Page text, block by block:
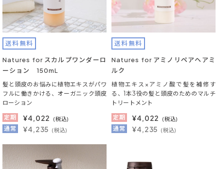
送料無料
Natures for スカルプワンダーロ
ーション 150mL
髪と頭皮のお悩みに植物エキスがパワ
フルに働きかける、オーガニック頭皮
ローション
定期
¥4,022 (税込)
通常 ¥4,235 (税込)
送料無料
Natures for アミノリペアヘアミ
ルク
植物エキス×アミノ酸で髪を補修す
る、1本3役の髪と頭皮のためのマルチ
トリートメント
定期
¥4,022 (税込)
通常 ¥4,235 (税込)